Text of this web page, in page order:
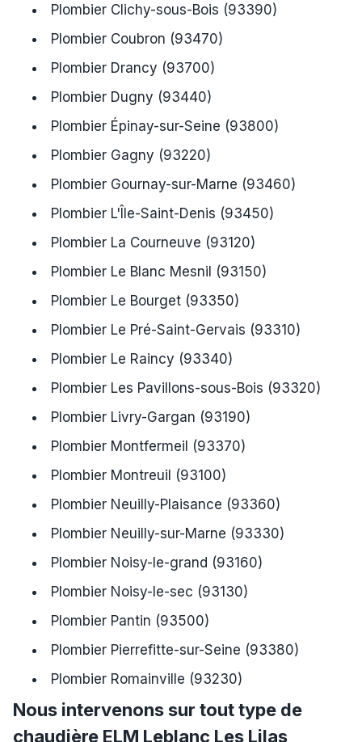
Plombier Clichy-sous-Bois (93390)
Plombier Coubron (93470)
Plombier Drancy (93700)
Plombier Dugny (93440)
Plombier Épinay-sur-Seine (93800)
Plombier Gagny (93220)
Plombier Gournay-sur-Marne (93460)
Plombier L'Île-Saint-Denis (93450)
Plombier La Courneuve (93120)
Plombier Le Blanc Mesnil (93150)
Plombier Le Bourget (93350)
Plombier Le Pré-Saint-Gervais (93310)
Plombier Le Raincy (93340)
Plombier Les Pavillons-sous-Bois (93320)
Plombier Livry-Gargan (93190)
Plombier Montfermeil (93370)
Plombier Montreuil (93100)
Plombier Neuilly-Plaisance (93360)
Plombier Neuilly-sur-Marne (93330)
Plombier Noisy-le-grand (93160)
Plombier Noisy-le-sec (93130)
Plombier Pantin (93500)
Plombier Pierrefitte-sur-Seine (93380)
Plombier Romainville (93230)
Nous intervenons sur tout type de
chaudière ELM Leblanc Les Lilas